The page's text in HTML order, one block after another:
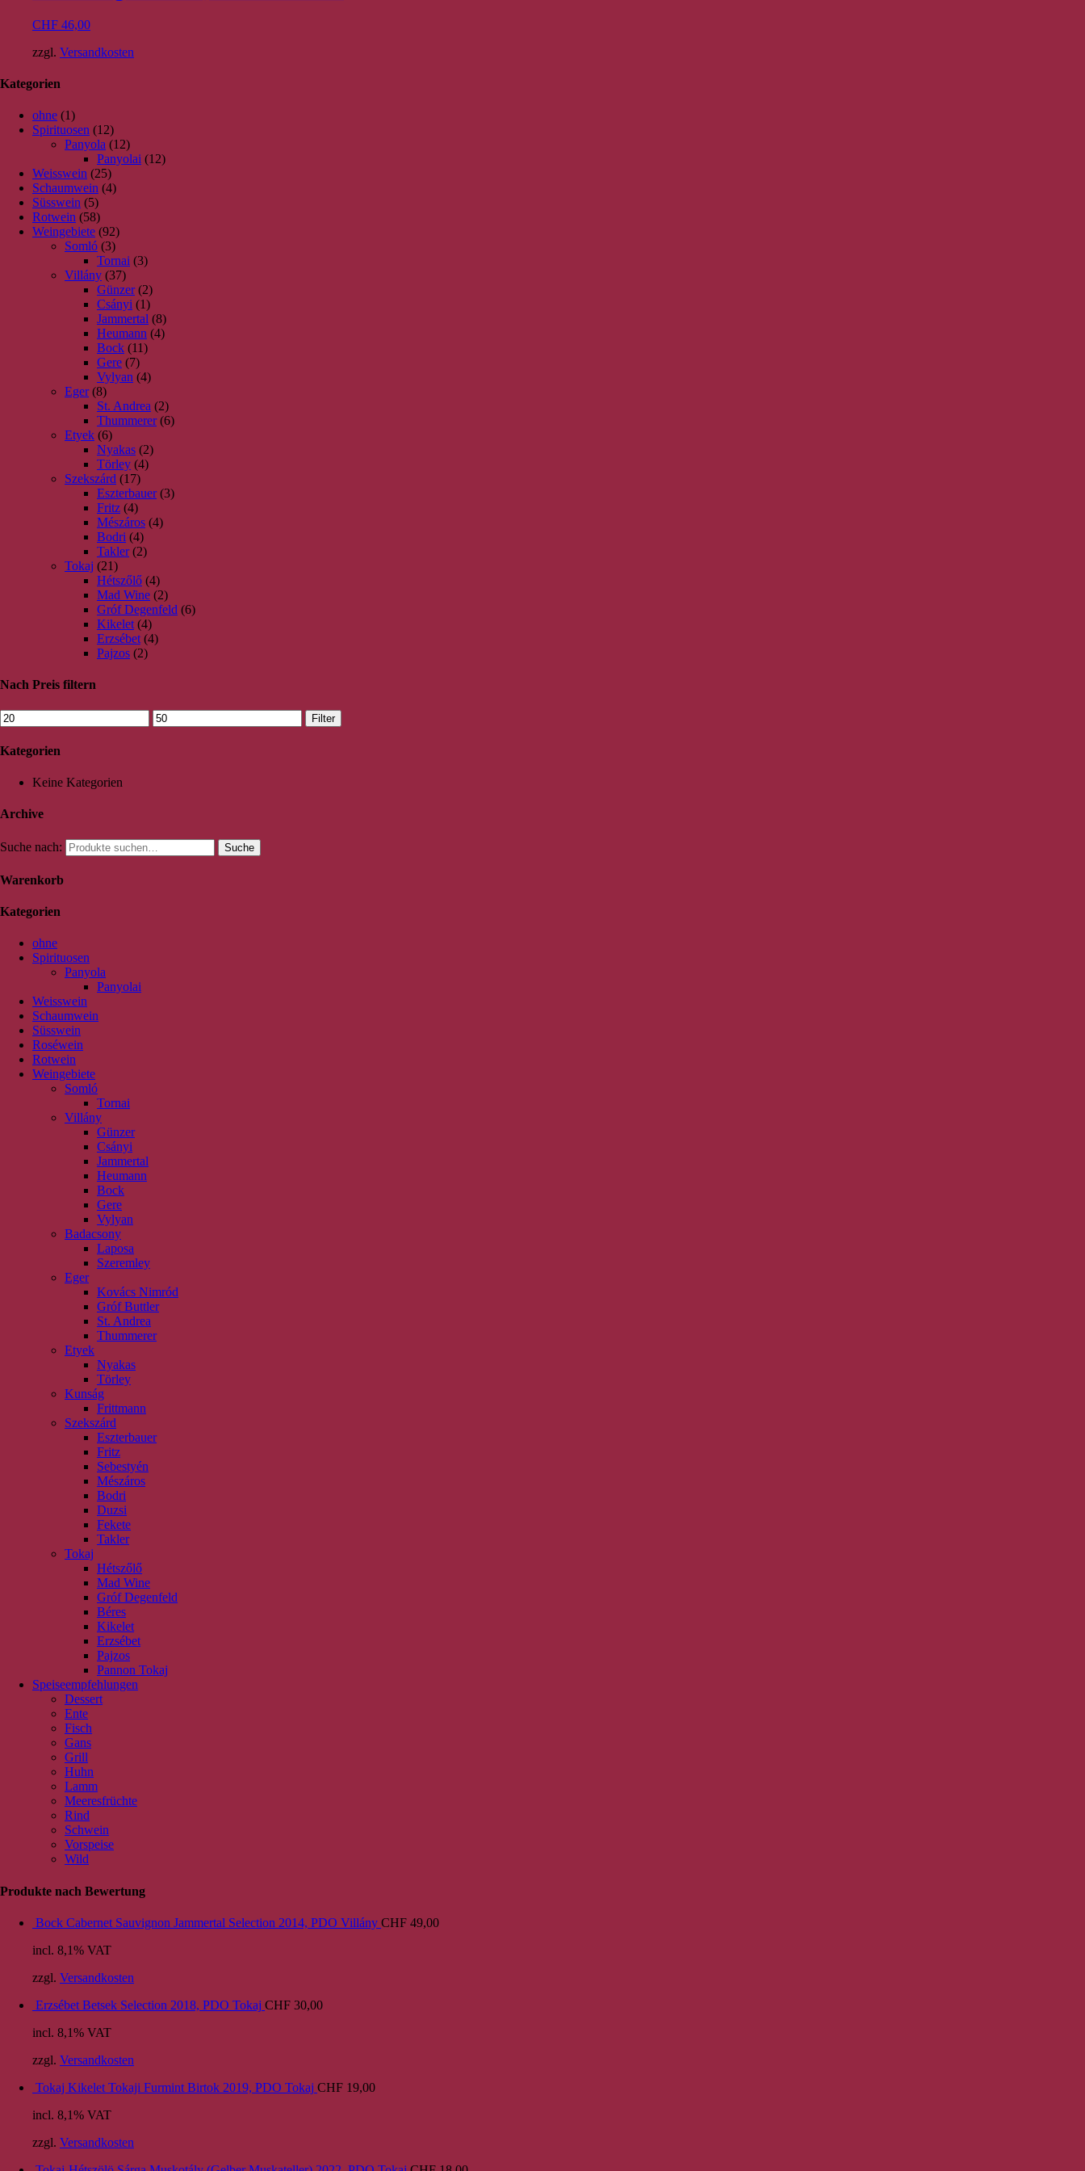
CHF 46,00
zzgl. Versandkosten
Kategorien
ohne (1)
Spirituosen (12)
Panyola (12)
Panyolai (12)
Weisswein (25)
Schaumwein (4)
Süsswein (5)
Rotwein (58)
Weingebiete (92)
Somló (3)
Tornai (3)
Villány (37)
Günzer (2)
Csányi (1)
Jammertal (8)
Heumann (4)
Bock (11)
Gere (7)
Vylyan (4)
Eger (8)
St. Andrea (2)
Thummerer (6)
Etyek (6)
Nyakas (2)
Törley (4)
Szekszárd (17)
Eszterbauer (3)
Fritz (4)
Mészáros (4)
Bodri (4)
Takler (2)
Tokaj (21)
Hétszőlő (4)
Mad Wine (2)
Gróf Degenfeld (6)
Kikelet (4)
Erzsébet (4)
Pajzos (2)
Nach Preis filtern
Filter
Kategorien
Keine Kategorien
Archive
Suche nach: Suche
Warenkorb
Kategorien
ohne
Spirituosen
Panyola
Panyolai
Weisswein
Schaumwein
Süsswein
Roséwein
Rotwein
Weingebiete
Somló
Tornai
Villány
Günzer
Csányi
Jammertal
Heumann
Bock
Gere
Vylyan
Badacsony
Laposa
Szeremley
Eger
Kovács Nimród
Gróf Buttler
St. Andrea
Thummerer
Etyek
Nyakas
Törley
Kunság
Frittmann
Szekszárd
Eszterbauer
Fritz
Sebestyén
Mészáros
Bodri
Duzsi
Fekete
Takler
Tokaj
Hétszőlő
Mad Wine
Gróf Degenfeld
Béres
Kikelet
Erzsébet
Pajzos
Pannon Tokaj
Speiseempfehlungen
Dessert
Ente
Fisch
Gans
Grill
Huhn
Lamm
Meeresfrüchte
Rind
Schwein
Vorspeise
Wild
Produkte nach Bewertung
Bock Cabernet Sauvignon Jammertal Selection 2014, PDO Villány CHF 49,00
incl. 8,1% VAT
zzgl. Versandkosten
Erzsébet Betsek Selection 2018, PDO Tokaj CHF 30,00
incl. 8,1% VAT
zzgl. Versandkosten
Tokaj Kikelet Tokaji Furmint Birtok 2019, PDO Tokaj CHF 19,00
incl. 8,1% VAT
zzgl. Versandkosten